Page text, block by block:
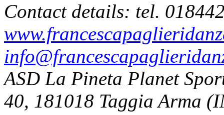
Contact details: tel.
ASD La Pineta Planet
40, 181018 Taggia Arma